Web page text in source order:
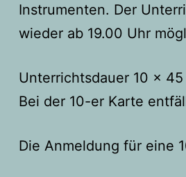
Instrumenten. Der
wieder ab 19.00 Uhr
Unterrichtsdauer 10 x
Bei der 10-er Karte
Die Anmeldung für eine